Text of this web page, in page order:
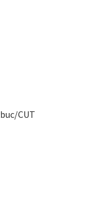
CUT